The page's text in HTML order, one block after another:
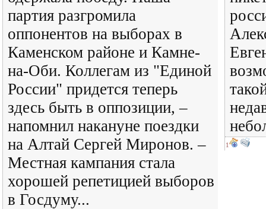
партия разгромила
оппонентов на выборах в
Каменском районе и Камне-
на-Оби. Коллегам из "Единой
России" придется теперь
здесь быть в оппозиции, –
напомнил накануне поездки
на Алтай Сергей Миронов. –
Местная кампания стала
хорошей репетицией выборов
в Госдуму...
1